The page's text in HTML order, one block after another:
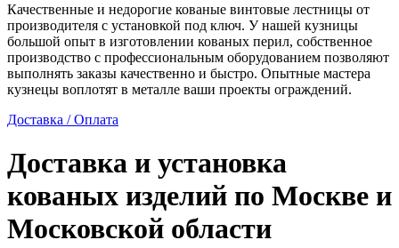
Качественные и недорогие кованые винтовые лестницы от
производителя с установкой под ключ. У нашей кузницы
большой опыт в изготовлении кованых перил, собственное
производство с профессиональным оборудованием позволяют
выполнять заказы качественно и быстро. Опытные мастера
кузнецы воплотят в металле ваши проекты ограждений.
Доставка / Оплата
Доставка и установка
кованых изделий по Москве и
Московской области